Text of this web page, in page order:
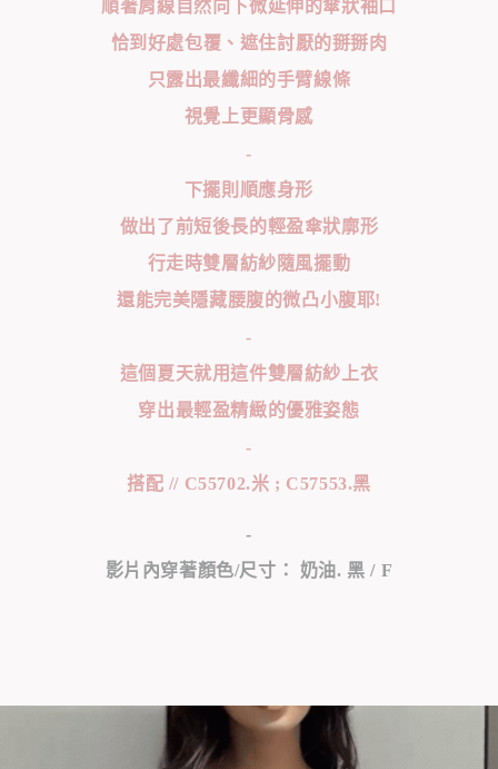
順著肩線自然向下微延伸的傘狀袖口
恰到好處包覆、遮住討厭的掰掰肉
只露出最纖細的手臂線條
視覺上更顯骨感
-
下擺則順應身形
做出了前短後長的輕盈傘狀廓形
行走時雙層紡紗隨風擺動
還能完美隱藏腰腹的微凸小腹耶!
-
這個夏天就用這件雙層紡紗上衣
穿出最輕盈精緻的優雅姿態
-
搭配 // C55702.米 ; C57553.黑
-
影片內穿著顏色/尺寸： 奶油. 黑 / F